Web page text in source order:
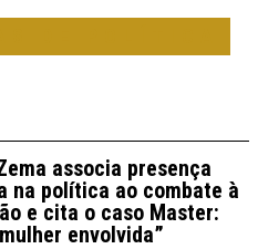
associa presença
na política ao combate à
e cita o caso Master:
envolvida”